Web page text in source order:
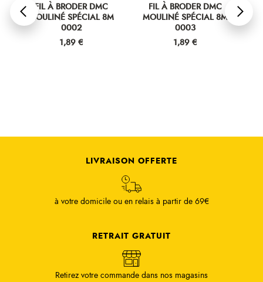
FIL À BRODER DMC
MOULINÉ SPÉCIAL 8M
0002
Prix
1,89 €
FIL À BRODER DMC
MOULINÉ SPÉCIAL 8M
0003
Prix
1,89 €
LIVRAISON OFFERTE
à votre domicile ou en relais à partir de 69€
RETRAIT GRATUIT
Retirez votre commande dans nos magasins